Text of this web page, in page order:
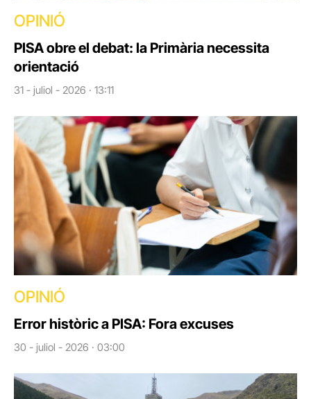
OPINIÓ
PISA obre el debat: la Primària necessita
orientació
31 - juliol - 2026 · 13:11
OPINIÓ
Error històric a PISA: Fora excuses
30 - juliol - 2026 · 03:00